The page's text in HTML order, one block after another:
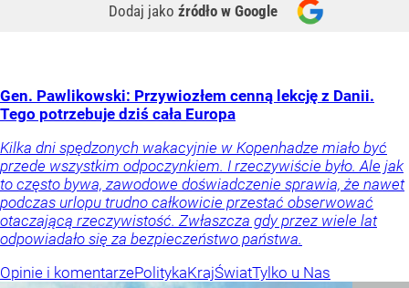
Dodaj jako źródło w Google
Gen. Pawlikowski: Przywiozłem cenną lekcję z Danii.
Tego potrzebuje dziś cała Europa
Kilka dni spędzonych wakacyjnie w Kopenhadze miało być
przede wszystkim odpoczynkiem. I rzeczywiście było. Ale jak
to często bywa, zawodowe doświadczenie sprawia, że nawet
podczas urlopu trudno całkowicie przestać obserwować
otaczającą rzeczywistość. Zwłaszcza gdy przez wiele lat
odpowiadało się za bezpieczeństwo państwa.
Opinie i komentarzePolitykaKrajŚwiatTylko u Nas